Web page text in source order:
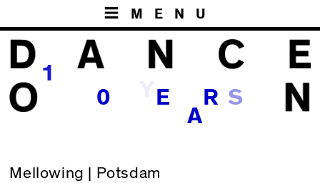
MENU
1
0 E
A
R
Mellowing | Potsdam